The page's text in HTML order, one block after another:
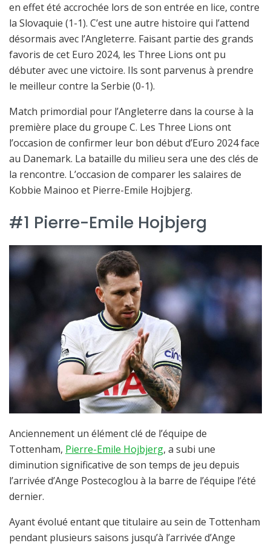
en effet été accrochée lors de son entrée en lice, contre
la Slovaquie (1-1). C’est une autre histoire qui l’attend
désormais avec l’Angleterre. Faisant partie des grands
favoris de cet Euro 2024, les Three Lions ont pu
débuter avec une victoire. Ils sont parvenus à prendre
le meilleur contre la Serbie (0-1).
Match primordial pour l’Angleterre dans la course à la
première place du groupe C. Les Three Lions ont
l’occasion de confirmer leur bon début d’Euro 2024 face
au Danemark. La bataille du milieu sera une des clés de
la rencontre. L’occasion de comparer les salaires de
Kobbie Mainoo et Pierre-Emile Hojbjerg.
#1 Pierre-Emile Hojbjerg
Anciennement un élément clé de l’équipe de
Tottenham, Pierre-Emile Hojbjerg, a subi une
diminution significative de son temps de jeu depuis
l’arrivée d’Ange Postecoglou à la barre de l’équipe l’été
dernier.
Ayant évolué entant que titulaire au sein de Tottenham
pendant plusieurs saisons jusqu’à l’arrivée d’Ange